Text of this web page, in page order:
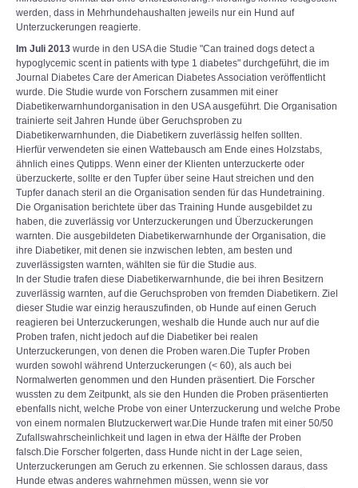
werden, dass in Mehrhundehaushalten jeweils nur ein Hund auf
Unterzuckerungen reagierte.
Im Juli 2013 wurde in den USA die Studie "Can trained dogs detect a
hypoglycemic scent in patients with type 1 diabetes" durchgeführt, die im
Journal Diabetes Care der American Diabetes Association veröffentlicht
wurde. Die Studie wurde von Forschern zusammen mit einer
Diabetikerwarnhundorganisation in den USA ausgeführt. Die Organisation
trainierte seit Jahren Hunde über Geruchsproben zu
Diabetikerwarnhunden, die Diabetikern zuverlässig helfen sollten.
Hierfür verwendeten sie einen Wattebausch am Ende eines Holzstabs,
ähnlich eines Qutipps. Wenn einer der Klienten unterzuckerte oder
überzuckerte, sollte er den Tupfer über seine Haut streichen und den
Tupfer danach steril an die Organisation senden für das Hundetraining.
Die Organisation berichtete über das Training Hunde ausgebildet zu
haben, die zuverlässig vor Unterzuckerungen und Überzuckerungen
warnten. Die ausgebildeten Diabetikerwarnhunde der Organisation, die
ihre Diabetiker, mit denen sie inzwischen lebten, am besten und
zuverlässigsten warnten, wählten sie für die Studie aus.
In der Studie trafen diese Diabetikerwarnhunde, die bei ihren Besitzern
zuverlässig warnten, auf die Geruchsproben von fremden Diabetikern. Ziel
dieser Studie war einzig herauszufinden, ob Hunde auf einen Geruch
reagieren bei Unterzuckerungen, weshalb die Hunde auch nur auf die
Proben trafen, nicht jedoch auf die Diabetiker bei realen
Unterzuckerungen, von denen die Proben waren.Die Tupfer Proben
wurden sowohl während Unterzuckerungen (< 60), als auch bei
Normalwerten genommen und den Hunden präsentiert. Die Forscher
wussten zu dem Zeitpunkt, als sie den Hunden die Proben präsentierten
ebenfalls nicht, welche Probe von einer Unterzuckerung und welche Probe
von einem normalen Blutzuckerwert war.Die Hunde trafen mit einer 50/50
Zufallswahrscheinlichkeit und lagen in etwa der Hälfte der Proben
falsch.Die Forscher folgerten, dass Hunde nicht in der Lage seien,
Unterzuckerungen am Geruch zu erkennen. Sie schlossen daraus, dass
Hunde etwas anderes wahrnehmen müssen, wenn sie vor